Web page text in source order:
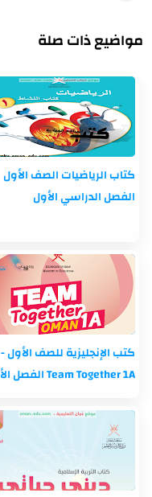
مواضيع ذات صلة
كتاب الرياضيات الصف الأول
الفصل الدراسي الأول
كتب الإنجليزية للصف الأول -
Team Together 1A الفصل الأول